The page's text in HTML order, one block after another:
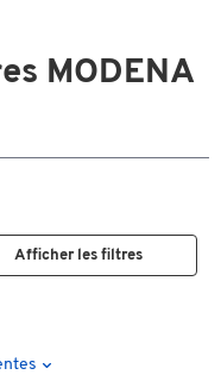
MODENA
Afficher les filtres